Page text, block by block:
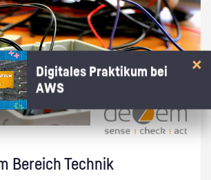
Be­reich Tech­nik
Digitales Praktikum bei
AWS